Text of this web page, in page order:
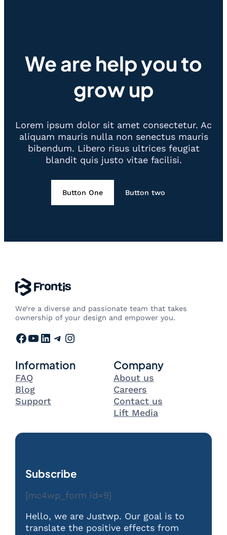
We are help you to
grow up
Lorem ipsum dolor sit amet consectetur. Ac
aliquam mauris nulla non senectus mauris
bibendum. Libero risus ultrices feugiat
blandit quis justo vitae facilisi.
Button One Button two
We’re a diverse and passionate team that takes
ownership of your design and empower you.
Facebook YouTube LinkedIn Telegram Instagram
Information
FAQ
Blog
Support
Company
About us
Careers
Contact us
Lift Media
Subscribe
[mc4wp_form id=9]
Hello, we are Justwp. Our goal is to
translate the positive effects from